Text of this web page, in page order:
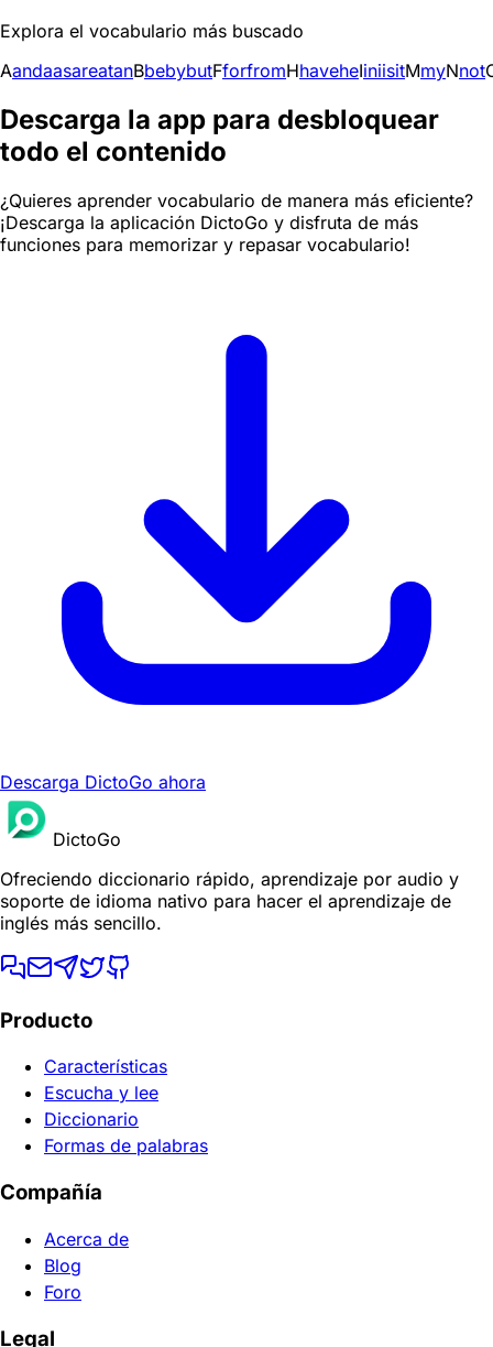
Explora el vocabulario más buscado
AandaasareatanBbebybutFforfromHhaveheIiniisitMmyNnot
Descarga la app para desbloquear
todo el contenido
¿Quieres aprender vocabulario de manera más eficiente?
¡Descarga la aplicación DictoGo y disfruta de más
funciones para memorizar y repasar vocabulario!
Descarga DictoGo ahora
DictoGo
Ofreciendo diccionario rápido, aprendizaje por audio y
soporte de idioma nativo para hacer el aprendizaje de
inglés más sencillo.
Producto
Características
Escucha y lee
Diccionario
Formas de palabras
Compañía
Acerca de
Blog
Foro
Legal